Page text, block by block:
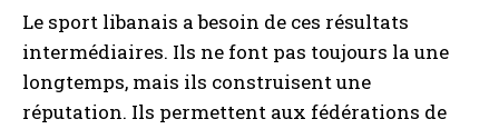
Le sport libanais a besoin de ces résultats
intermédiaires. Ils ne font pas toujours la une
longtemps, mais ils construisent une
réputation. Ils permettent aux fédérations de